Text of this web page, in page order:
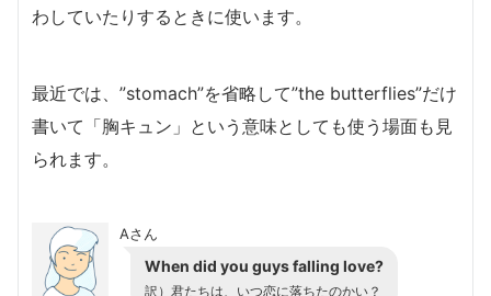
わしていたりするときに使います。
最近では、”stomach”を省略して”the butterflies”だけ
書いて「胸キュン」という意味としても使う場面も見
られます。
Aさん
When did you guys falling love?
訳）君たちは、いつ恋に落ちたのかい？